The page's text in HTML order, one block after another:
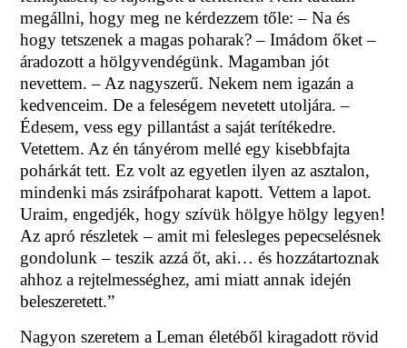
megállni, hogy meg ne kérdezzem tőle: – Na és
hogy tetszenek a magas poharak? – Imádom őket –
áradozott a hölgyvendégünk. Magamban jót
nevettem. – Az nagyszerű. Nekem nem igazán a
kedvenceim. De a feleségem nevetett utoljára. –
Édesem, vess egy pillantást a saját terítékedre.
Vetettem. Az én tányérom mellé egy kisebbfajta
pohárkát tett. Ez volt az egyetlen ilyen az asztalon,
mindenki más zsiráfpoharat kapott. Vettem a lapot.
Uraim, engedjék, hogy szívük hölgye hölgy legyen!
Az apró részletek – amit mi felesleges pepecselésnek
gondolunk – teszik azzá őt, aki… és hozzátartoznak
ahhoz a rejtelmességhez, ami miatt annak idején
beleszeretett.”
Nagyon szeretem a Leman életéből kiragadott rövid